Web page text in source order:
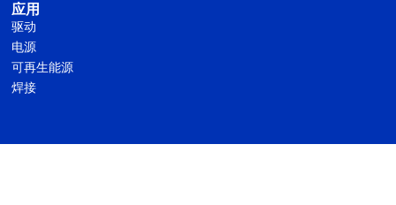
应用
驱动
电源
可再生能源
焊接